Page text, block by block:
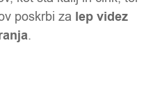
poskrbi za lep videz
.